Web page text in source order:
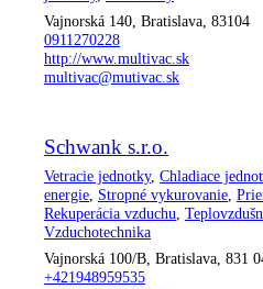
Vajnorská 140, Bratislava, 83104
0911270228
http://www.multivac.sk
multivac@mutivac.sk
Schwank s.r.o.
Vetracie jednotky, Chladiace
energie Stropné vykurovanie
Rekuperácia vzduchu
Vzduchotechnika
Vajnorská 100/B, Bratislava, 831
+421948959535